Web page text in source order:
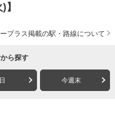
】
プラス掲載の駅・路線について
ら探す
今週末